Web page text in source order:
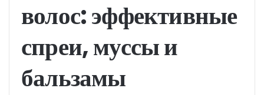
волос: эффективные
спреи, муссы и
бальзамы